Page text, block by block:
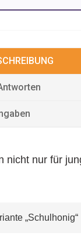
nur für
„Schulhonig“